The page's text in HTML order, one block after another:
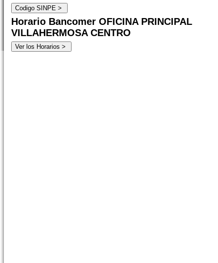
Horario Bancomer OFICINA PRINCIPAL
VILLAHERMOSA CENTRO